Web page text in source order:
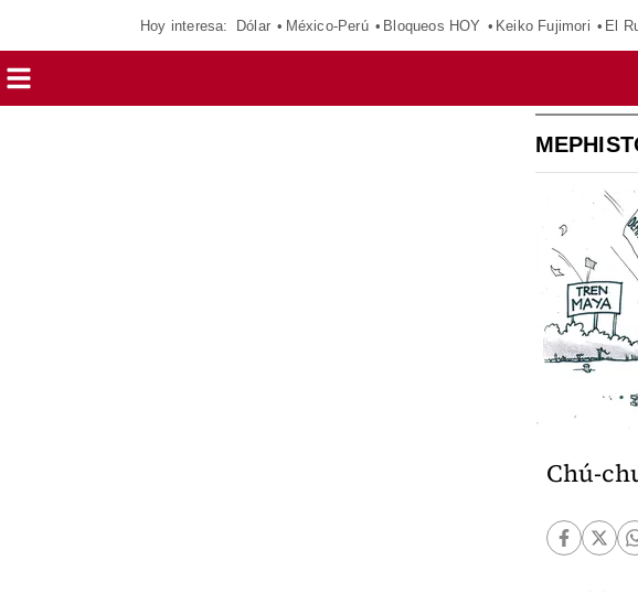
Hoy interesa: Dólar México-Perú Bloqueos HOY Keiko Fujimori El
Chú-